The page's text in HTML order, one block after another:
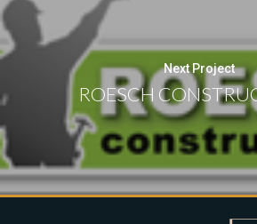
Next Project
ROESCH